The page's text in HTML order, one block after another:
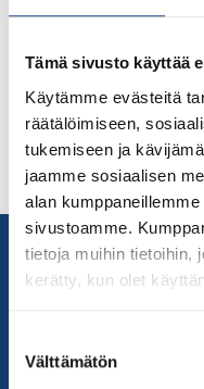
Tämä sivusto käyttää
Käytämme evästeitä
räätälöimiseen,
tukemiseen ja
jaamme sosiaalisen
alan
sivustoamme.
tietoja muihin tietoihin,
kerätty, kun olet
valinta
Välttämätön
harjoittelee
johdolla. Katso
Judoliiton Facebook-
tuloskaavio täältä.
Lambacka
Yhteystiedot